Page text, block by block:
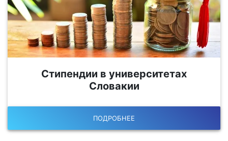
Стипендии в университетах
Словакии
ПОДРОБНЕЕ